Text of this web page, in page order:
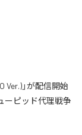
Ver.)」が配信開始
ーピッド代理戦争